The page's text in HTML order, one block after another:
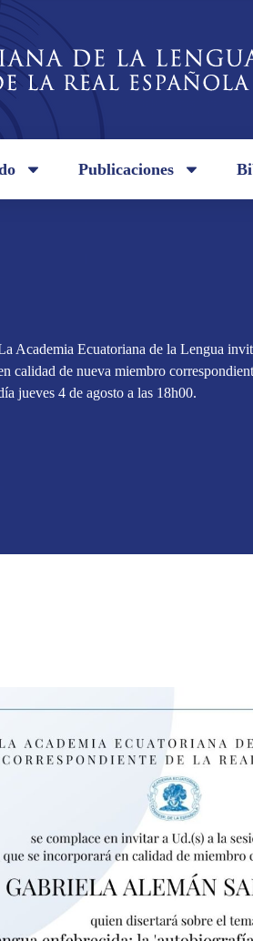
Publicaciones
Academia Ecuatoriana de la Lengua
calidad de nueva miembro
jueves 4 de agosto a las 18h00.